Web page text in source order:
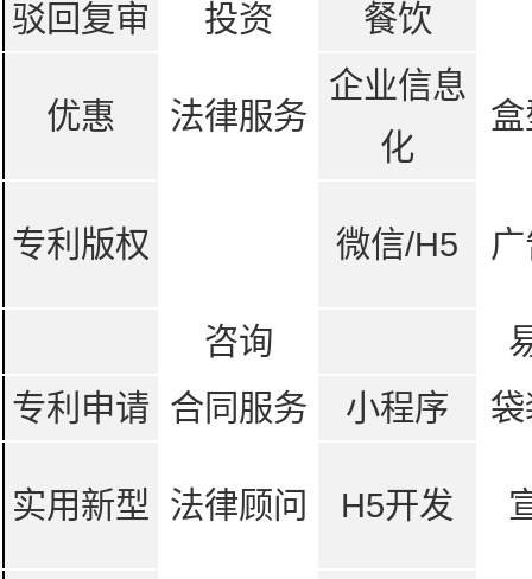
驳回复审 投资 餐饮
优惠 法律服务
企业信息
化
专利版权 微信/H5
咨询
专利申请 合同服务 小程序
实用新型 法律顾问 H5开发